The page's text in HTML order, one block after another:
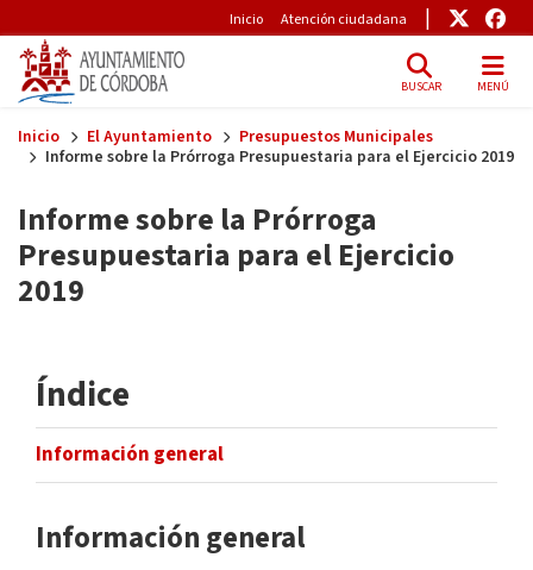
Pre-Header
Inicio Atención ciudadana Enlace
BUSCAR MENÚ
Inicio El Ayuntamiento
Presupuestos Municipales
Informe sobre la Prórroga Presupuestaria para el Ejercicio 2019
Informe sobre la Prórroga
Presupuestaria para el Ejercicio
2019
Índice
Información general
Información general